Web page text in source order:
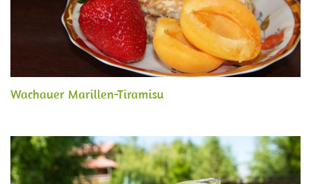
Wachauer Marillen-Tiramisu